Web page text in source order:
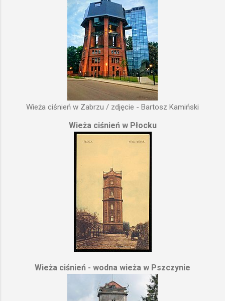
Wieża ciśnień w Zabrzu / zdjęcie - Bartosz Kamiński
Wieża ciśnień w Płocku
Wieża ciśnień - wodna wieża w Pszczynie